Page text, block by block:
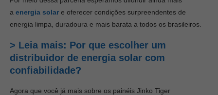
a energia solar e oferecer condições surpreendentes de
energia limpa, duradoura e mais barata a todos os brasileiros.
> Leia mais: Por que escolher um
distribuidor de energia solar com
confiabilidade?
Agora que você já mais sobre os painéis Jinko Tiger